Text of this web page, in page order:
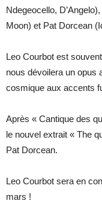
Ndegeocello,
Moon) et Pat Dorcean
Leo Courbot est
nous dévoilera un opus
cosmique aux accents
Après « Cantique des
le nouvel extrait « The
Pat Dorcean.
Leo Courbot sera en
mars !